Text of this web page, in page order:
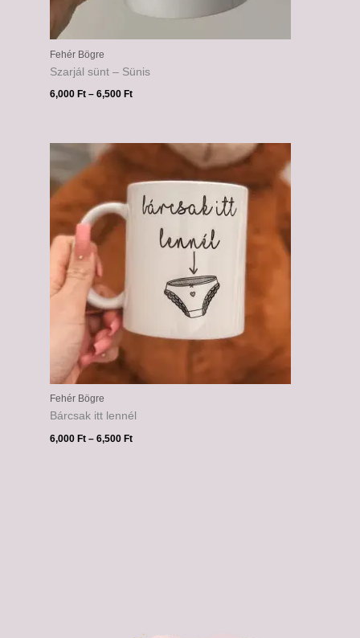
Fehér Bögre
Szarjál sünt – Sünis
6,000 Ft – 6,500 Ft
Fehér Bögre
Bárcsak itt lennél
6,000 Ft – 6,500 Ft
-